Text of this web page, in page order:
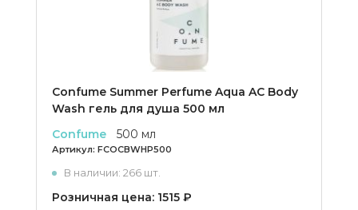
Confume Summer Perfume Aqua AC Body
Wash гель для душа 500 мл
Confume
500 мл
Артикул: FCOCBWHP500
В наличии: 266 шт.
Розничная цена: 1515 ₽